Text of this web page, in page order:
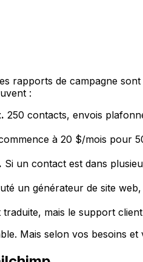
rapports de campagne
:
250 contacts, envois
à 20 $/mois pour
Si un contact est dans
un générateur de site
mais le support
Mais selon vos besoins